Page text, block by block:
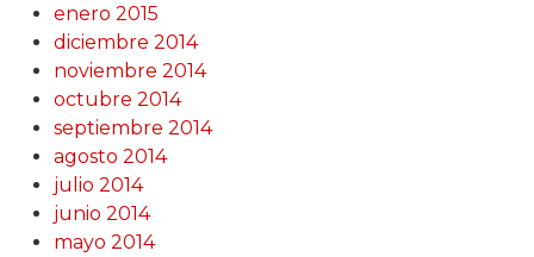
enero 2015
diciembre 2014
noviembre 2014
octubre 2014
septiembre 2014
agosto 2014
julio 2014
junio 2014
mayo 2014